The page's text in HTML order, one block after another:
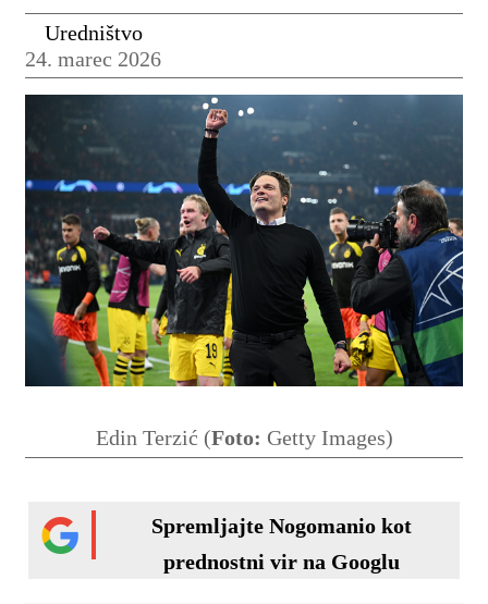
Uredništvo
24. marec 2026
Edin Terzić (Foto: Getty Images)
Spremljajte Nogomanio kot
prednostni vir na Googlu